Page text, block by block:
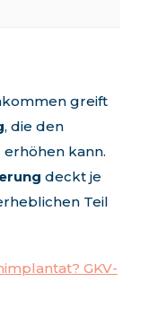
greift
, die den
kann.
deckt je
Teil
GKV-